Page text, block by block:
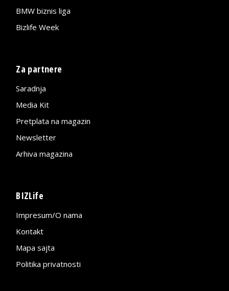
BMW biznis liga
Bizlife Week
Za partnere
Saradnja
Media Kit
Pretplata na magazin
Newsletter
Arhiva magazina
BIZLife
Impresum/O nama
Kontakt
Mapa sajta
Politika privatnosti